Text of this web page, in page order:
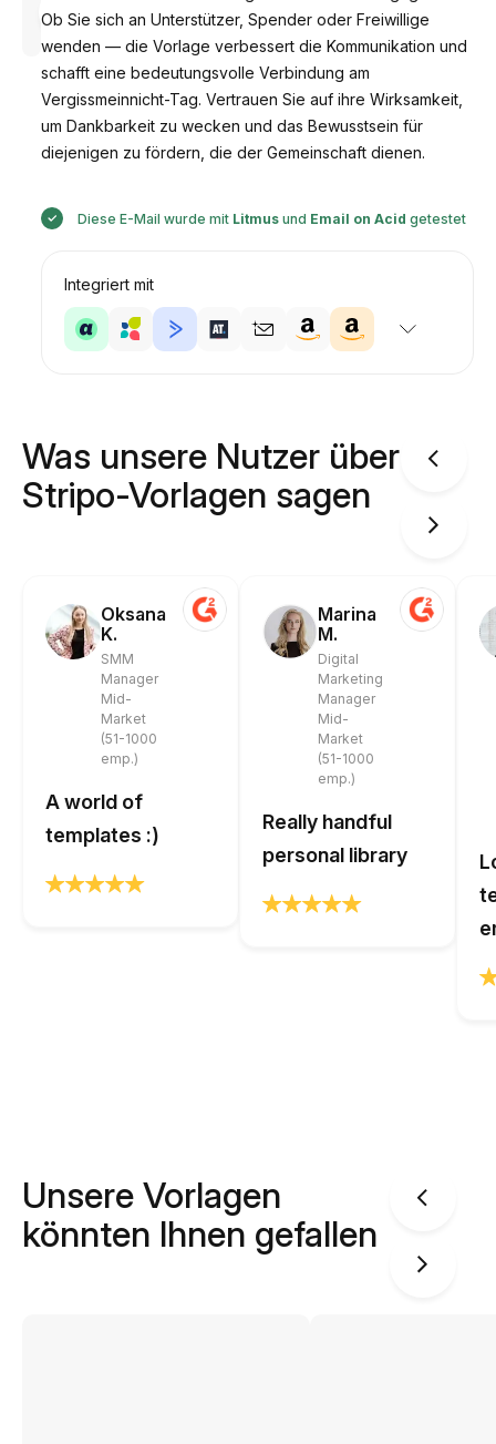
von
Anastasiia
Ob Sie sich an Unterstützer, Spender oder Freiwillige
wenden — die Vorlage verbessert die Kommunikation und
schafft eine bedeutungsvolle Verbindung am
Vergissmeinnicht-Tag. Vertrauen Sie auf ihre Wirksamkeit,
um Dankbarkeit zu wecken und das Bewusstsein für
diejenigen zu fördern, die der Gemeinschaft dienen.
Diese E-Mail wurde mit Litmusund Email on Acid getestet
Integriert mit
Was unsere Nutzer über
Stripo-Vorlagen sagen
Oksana
K.
SMM
Manager
Mid-
Market
(51-1000
emp.)
A world of
templates :)
Marina
M.
Digital
Marketing
Manager
Mid-
Market
(51-1000
emp.)
Really handful
personal library
Unsere Vorlagen
könnten Ihnen gefallen